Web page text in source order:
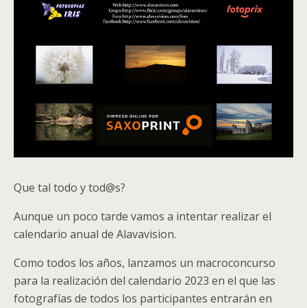
Que tal todo y tod@s?
Aunque un poco tarde vamos a intentar realizar el
calendario anual de Alavavision.
Como todos los años, lanzamos un macroconcurso
para la realización del calendario 2023 en el que las
fotografías de todos los participantes entrarán en